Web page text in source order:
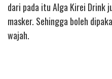
dari pada itu Alga Kirei Drink
masker. Sehingga boleh
wajah.